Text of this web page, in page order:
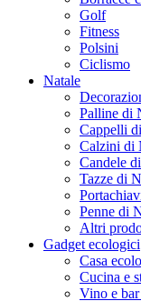
Golf
Fitness
Polsini
Ciclismo
Natale
Palline di
Cappelli
Calzini di
Candele
Tazze di
Penne di
Altri
Gadget ecologici
Casa
Cucina e
Vino e